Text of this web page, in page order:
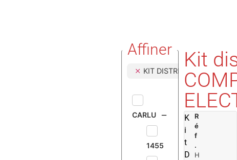
Affiner
KIT DISTRIBUTEUR AVEC
CARLU
1455
Kit
K
i
t
D
R
é
f
.
H